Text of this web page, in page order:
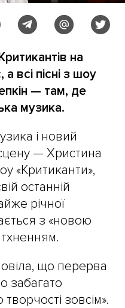
на
всі пісні з шоу
— там, де
музика.
і новий
— Христина
«Критиканти»,
останній
річної
з «новою
що перерва
забагато
зовсім».